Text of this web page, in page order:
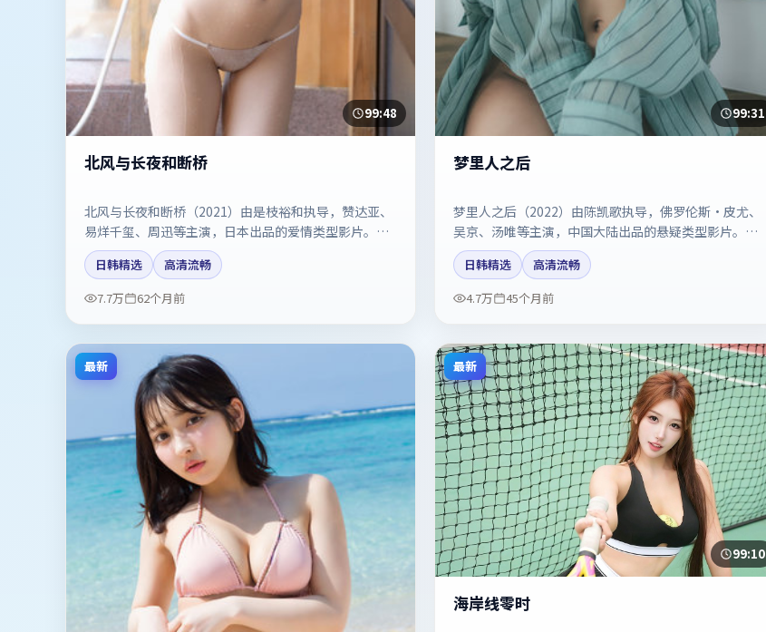
99:48
北风与长夜和断桥
北风与长夜和断桥（2021）由是枝裕和执导，赞达亚、
易烊千玺、周迅等主演，日本出品的爱情类型影片。双
线叙事把悬念保持到最后一刻。剧情简介与主创信息可
供检索参考，上映日期以片方资料为准。
日韩精选
高清流畅
7.7万
62个月前
99:31
梦里人之后
梦里人之后（2022）由陈凯歌执导，佛罗伦斯·皮尤、
吴京、汤唯等主演，中国大陆出品的悬疑类型影片。镜
头克制却充满张力，人物弧光完整。剧情简介与主创信
息可供检索参考，上映日期以片方资料为准。
日韩精选
高清流畅
4.7万
45个月前
最新 最新
99:10
海岸线零时